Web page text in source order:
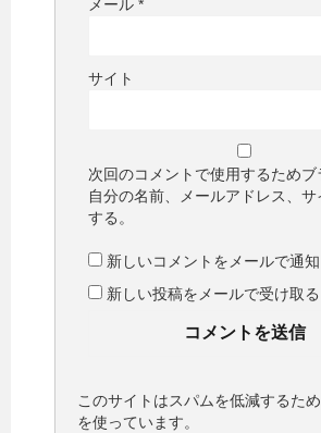
メール *
サイト
次回のコメントで使用するためブ
自分の名前、メールアドレス、
する。
新しいコメントをメールで通知
新しい投稿をメールで受け取る
このサイトはスパムを低減するた
を使っています。